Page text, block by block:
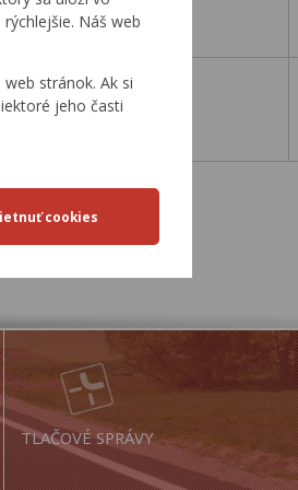
Náš web
stránok. Ak si
jeho časti
16. 10. 2006
25. 4. 2007
...
TLAČOVÉ SPRÁVY